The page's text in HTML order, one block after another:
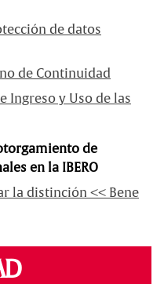
de datos
de Continuidad
Ingreso y Uso de las
de
en la IBERO
la distinción << Bene